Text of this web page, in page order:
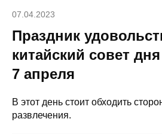
07.04.2023
Праздник
китайский совет
7 апреля
В этот день стоит обходить
развлечения.